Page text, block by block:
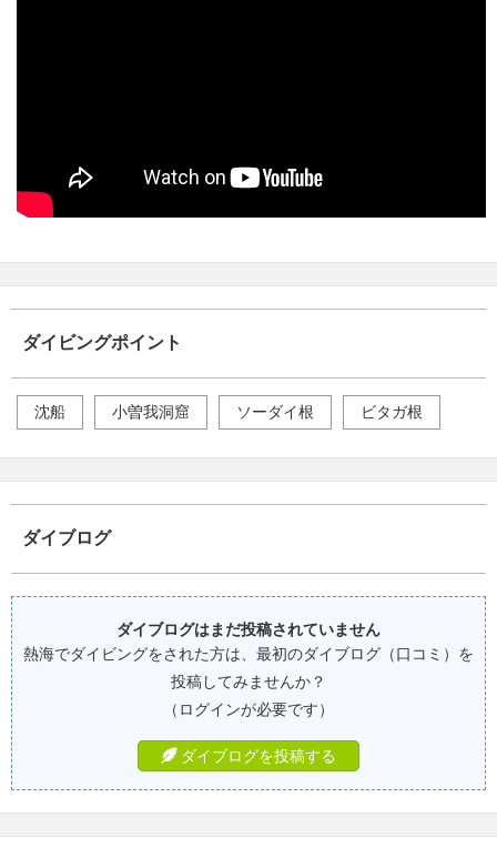
ダイビングポイント
沈船 小曽我洞窟 ソーダイ根 ビタガ根
ダイブログ
ダイブログはまだ投稿されていません
熱海でダイビングをされた方は、最初のダイブログ（口コミ）を
投稿してみませんか？
（ログインが必要です）
ダイブログを投稿する